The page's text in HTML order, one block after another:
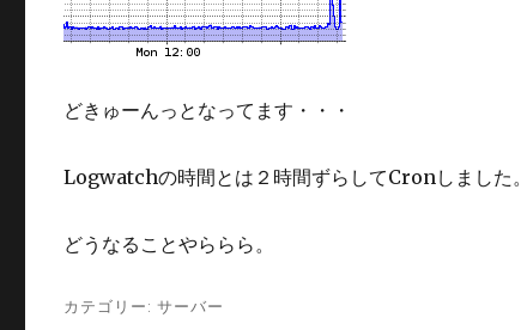
どきゅーんっとなってます・・・
Logwatchの時間とは２時間ずらしてCronしました。
どうなることやららら。
カテゴリー:サーバー